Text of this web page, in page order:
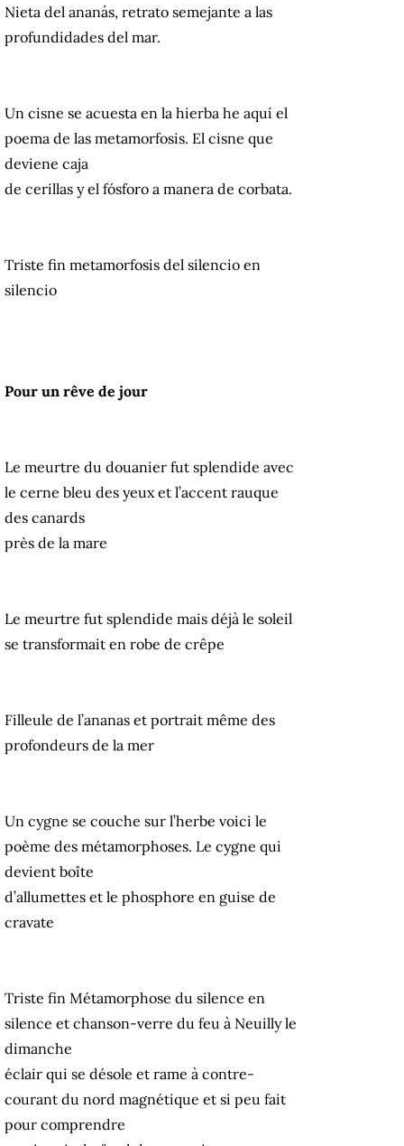
Nieta del ananás, retrato semejante a las
profundidades del mar.
Un cisne se acuesta en la hierba he aquí el
poema de las metamorfosis. El cisne que
deviene caja
de cerillas y el fósforo a manera de corbata.
Triste fin metamorfosis del silencio en
silencio
Pour un rêve de jour
Le meurtre du douanier fut splendide avec
le cerne bleu des yeux et l’accent rauque
des canards
près de la mare
Le meurtre fut splendide mais déjà le soleil
se transformait en robe de crêpe
Filleule de l’ananas et portrait même des
profondeurs de la mer
Un cygne se couche sur l’herbe voici le
poème des métamorphoses. Le cygne qui
devient boîte
d’allumettes et le phosphore en guise de
cravate
Triste fin Métamorphose du silence en
silence et chanson-verre du feu à Neuilly le
dimanche
éclair qui se désole et rame à contre-
courant du nord magnétique et si peu fait
pour comprendre